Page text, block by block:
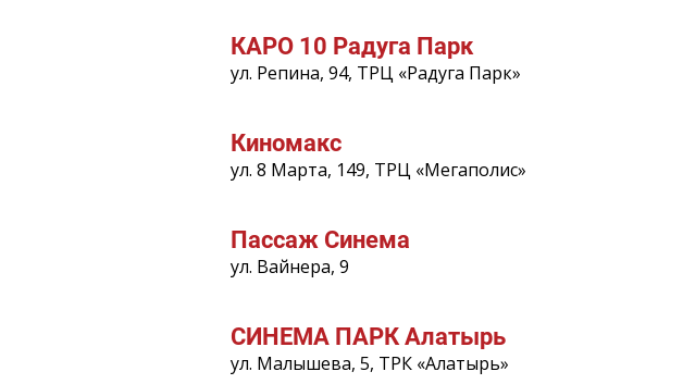
КАРО 10 Радуга Парк
ул. Репина, 94, ТРЦ «Радуга Парк»
Киномакс
ул. 8 Марта, 149, ТРЦ «Мегаполис»
Пассаж Синема
ул. Вайнера, 9
СИНЕМА ПАРК Алатырь
ул. Малышева, 5, ТРК «Алатырь»